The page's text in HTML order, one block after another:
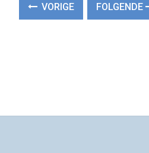
VORIGE FOLGENDE